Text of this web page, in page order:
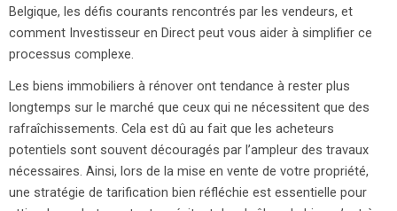
Belgique, les défis courants rencontrés par les vendeurs, et
comment Investisseur en Direct peut vous aider à simplifier ce
processus complexe.
Les biens immobiliers à rénover ont tendance à rester plus
longtemps sur le marché que ceux qui ne nécessitent que des
rafraîchissements. Cela est dû au fait que les acheteurs
potentiels sont souvent découragés par l’ampleur des travaux
nécessaires. Ainsi, lors de la mise en vente de votre propriété,
une stratégie de tarification bien réfléchie est essentielle pour